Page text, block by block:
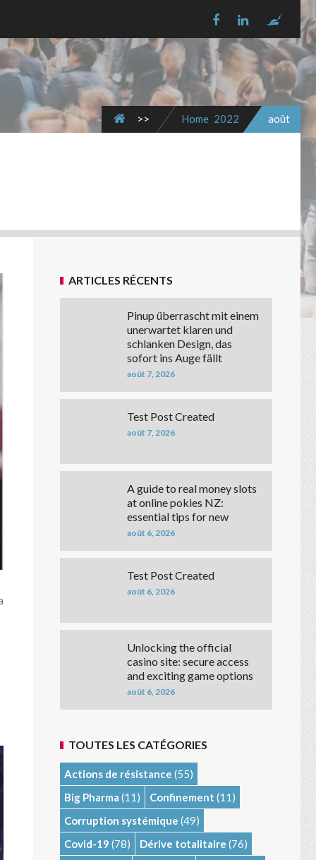
>> Home 2022 août
ARTICLES RÉCENTS
Pinup überrascht mit einem
unerwartet klaren und
schlanken Design, das
sofort ins Auge fällt
août 7, 2026
Test Post Created
août 7, 2026
A guide to real money slots
at online pokies NZ:
essential tips for new
août 6, 2026
Test Post Created
août 6, 2026
Unlocking the official
casino site: secure access
and exciting game options
août 6, 2026
TOUTES LES CATÉGORIES
Actions de résistance (55)
Big Pharma (11) Confinement (11)
Corruption systémique (49)
Covid-19 (78) Dérive totalitaire (76)